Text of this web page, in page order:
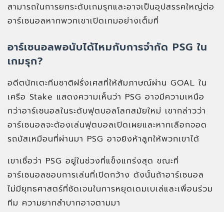
สามารถในการยกระดับเกมรุกและอาจเป็นอุปสรรคใหญ่ต่อ
อาร์เซนอลหากพวกเขาเปิดเกมอย่างเต็มที่
อาร์เซนอลพอนับได้ไหมกับการจำกัด PSG ใน
เกมรุก?
อดีตนักเตะทีมชาติฝรั่งเศสที่ให้สัมภาษณ์ผ่าน GOAL ใน
เครือ Stake แสดงความเห็นว่า PSG อาจมีความเหนือ
กว่าอาร์เซนอลในระดับฟุตบอลโลกสมัยใหม่ เขากล่าวว่า
อาร์เซนอลจะต้องเล่นฟุตบอลเปิดเผยและหากเลือกจอด
รถบัสเหมือนที่ผ่านมา PSG อาจยิงห้าลูกให้พวกเขาได้
เขาเชื่อว่า PSG อยู่ในช่วงที่แข็งแกร่งสุด ขณะที่
อาร์เซนอลชอบการเล่นที่เปิดกว้าง ดังนั้นถ้าอาร์เซนอล
ไม่มียุทธศาสตร์ที่ชัดเจนในการหยุดเดมเบเล่และเพื่อนร่วม
ทีม ความยากลำบากอาจตามมา